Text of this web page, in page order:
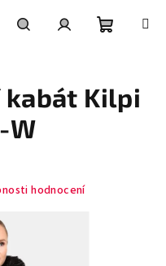
košík
kabát Kilpi
W
hodnocení